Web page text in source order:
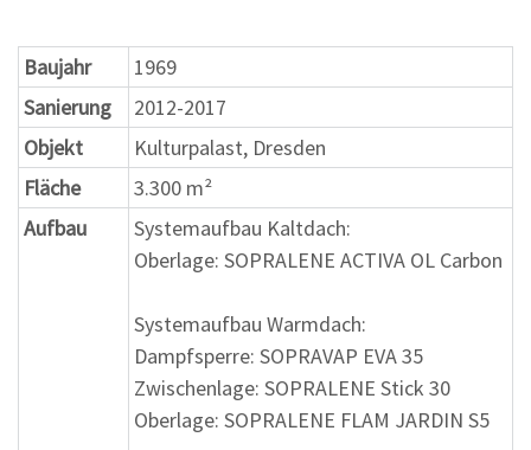
Baujahr
1969
Sanierung
2012-2017
Objekt
Kulturpalast, Dresden
Fläche
3.300 m²
Aufbau
Systemaufbau Kaltdach:
Oberlage: SOPRALENE ACTIVA OL Carbon
Systemaufbau Warmdach:
Dampfsperre: SOPRAVAP EVA 35
Zwischenlage: SOPRALENE Stick 30
Oberlage: SOPRALENE FLAM JARDIN S5